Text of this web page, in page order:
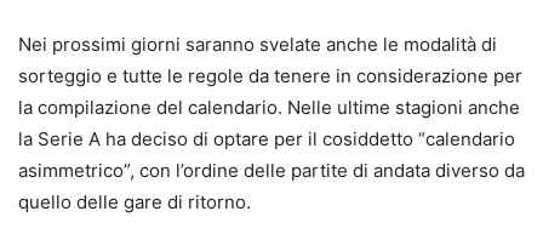
Nei prossimi giorni saranno svelate anche le modalità di
sorteggio e tutte le regole da tenere in considerazione per
la compilazione del calendario. Nelle ultime stagioni anche
la Serie A ha deciso di optare per il cosiddetto “calendario
asimmetrico”, con l’ordine delle partite di andata diverso da
quello delle gare di ritorno.